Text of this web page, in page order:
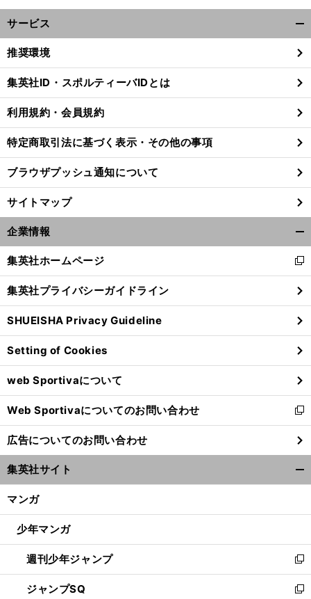
サービス
閉
る
推奨環境
集英社ID・スポルティーバIDとは
利用規約・会員規約
特定商取引法に基づく表示・その他の事項
ブラウザプッシュ通知について
サイトマップ
企業情報
閉
る
集英社ホームページ
新
し
い
ウ
ィ
ン
ド
ウ
で
開
く
集英社プライバシーガイドライン
SHUEISHA Privacy Guideline
Setting of Cookies
web Sportivaについて
Web Sportivaについてのお問い合わせ
新
し
い
ウ
ィ
ン
ウ
開
く
広告についてのお問い合わせ
集英社サイト
マンガ
少年マンガ
週刊少年ジャンプ
新
し
い
ジャンプSQ
新